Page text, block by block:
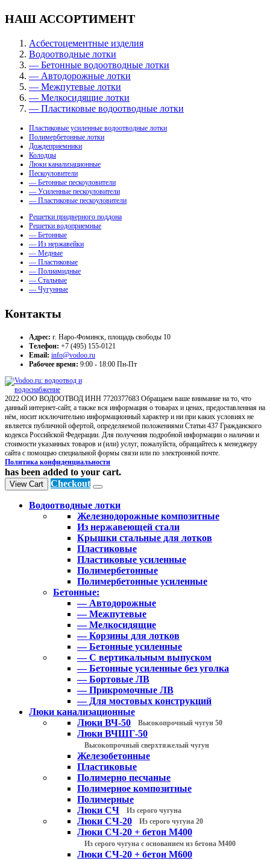
НАШ АССОРТИМЕНТ
Асбестоцементные изделия
Водоотводные лотки
— Бетонные водоотводные лотки
— Автодорожные лотки
— Межпутевые лотки
— Мелкосидящие лотки
— Пластиковые водоотводные лотки
Пластиковые усиленные водоотводные лотки
Полимербетонные лотки
Дождеприемники
Колодцы
Люки канализационные
Пескоуловители
— Бетонные пескоуловители
— Усиленные пескоуловители
— Пластиковые пескоуловители
Решетки придверного поддона
Решетки водоприемные
— Бетонные
— Из нержавейки
— Медные
— Пластиковые
— Полиамидные
— Стальные
— Чугунные
Контакты
Адрес: г. Наро-Фоминск, площадь свободы 10
Телефон: +7 (495) 155-0121
Email: info@vodoo.ru
Рабочее время: 9:00 - 18:00 Пн-Пт
2022 ООО ВОДООТВОД ИНН 7720377683 Обращаем ваше внимание на то, что
данный интернет-сайт, а также вся информация о товарах и ценах, предоставленная на
нём, носит исключительно информационный характер и ни при каких условиях не
является публичной офертой, определяемой положениями Статьи 437 Гражданского
кодекса Российской Федерации. Для получения подробной информации о наличии и
стоимости указанных товаров и (или) услуг, пожалуйста, обращайтесь к менеджеру
сайта с помощью специальной формы связи или по электронной почте.
Политика конфиденциальности
has been added to your cart.
View Cart Checkout
Водоотводные лотки
Железнодорожные композитные
Из нержавеющей стали
Крышки стальные для лотков
Пластиковые
Пластиковые усиленные
Полимербетонные
Полимербетонные усиленные
Бетонные:
— Автодорожные
— Межпутевые
— Мелкосидящие
— Корзины для лотков
— Бетонные усиленные
— С вертикальным выпуском
— Бетонные усиленные без уголка
— Бортовые ЛВ
— Прикромочные ЛВ
— Для мостовых конструкций
Люки канализационные
Люки ВЧ-50
Высокопрочный чугун 50
Люки ВЧШГ-50
Высокопрочный сверхтяжелый чугун
Железобетонные
Пластиковые
Полимерно песчаные
Полимерное композитные
Полимерные
Люки СЧ
Из серого чугуна
Люки СЧ-20 Из серого чугуна 20
Люки СЧ-20 + бетон М400
Из серого чугуна с основанием из бетона М400
Люки СЧ-20 + бетон М600